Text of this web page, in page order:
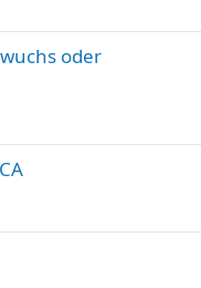
oder